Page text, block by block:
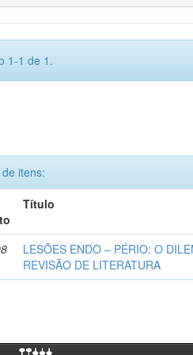
1-1 de 1.
itens:
Título
LESÕES ENDO – PÉRIO: O
REVISÃO DE LITERATURA